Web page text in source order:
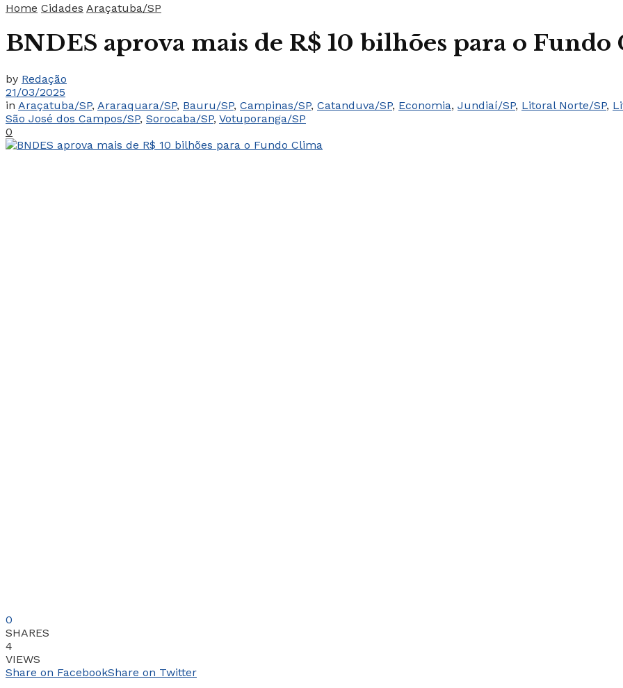
Home Cidades Araçatuba/SP
BNDES aprova mais de R$ 10 bilhões para o Fundo
by Redação
21/03/2025
in Araçatuba/SP, Araraquara/SP, Bauru/SP, Campinas/SP, Catanduva/SP, Economia, Jundiaí/SP, Litoral Norte/SP,
São José dos Campos/SP, Sorocaba/SP, Votuporanga/SP
0
0
SHARES
4
VIEWS
Share on FacebookShare on Twitter